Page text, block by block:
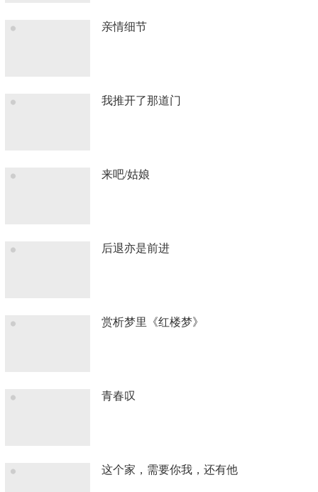
亲情细节
我推开了那道门
来吧/姑娘
后退亦是前进
赏析梦里《红楼梦》
青春叹
这个家，需要你我，还有他